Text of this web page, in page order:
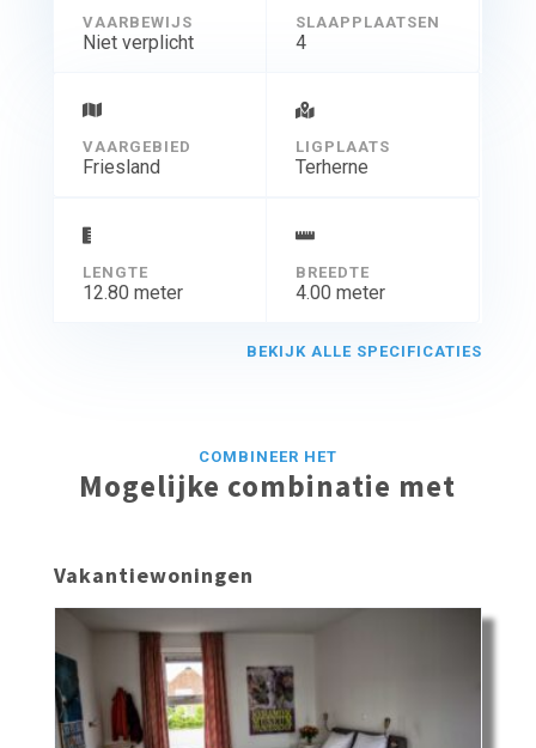
VAARBEWIJS
Niet verplicht
SLAAPPLAATSEN
4
VAARGEBIED
Friesland
LIGPLAATS
Terherne
LENGTE
12.80 meter
BREEDTE
4.00 meter
BEKIJK ALLE SPECIFICATIES
COMBINEER HET
Mogelijke combinatie met
Vakantiewoningen